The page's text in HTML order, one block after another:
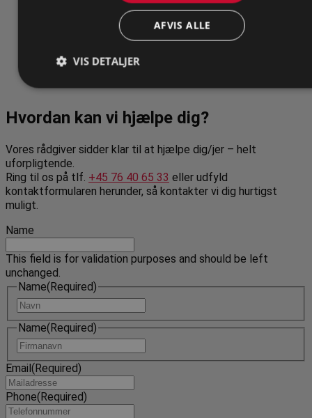
Hvordan kan vi hjælpe dig?
Vores rådgiver sidder klar til at hjælpe dig/jer – helt
uforpligtende.
Ring til os på tlf. +45 76 40 65 33 eller udfyld
kontaktformularen herunder, så kontakter vi dig hurtigst
muligt.
Name
This field is for validation purposes and should be left
unchanged.
Name(Required)
Name(Required)
Email(Required)
Phone(Required)
Vi sender ikke spammer! Læs vores privatlivspolitik
information.
AFVIS ALLE
VIS DETALJER